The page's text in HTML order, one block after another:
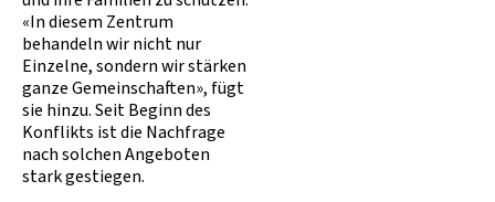
«In diesem Zentrum
behandeln wir nicht nur
Einzelne, sondern wir stärken
ganze Gemeinschaften», fügt
sie hinzu. Seit Beginn des
Konflikts ist die Nachfrage
nach solchen Angeboten
stark gestiegen.